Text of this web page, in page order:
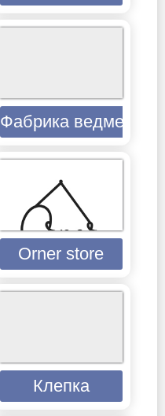
Фабрика ведмедиків
Orner store
Клепка